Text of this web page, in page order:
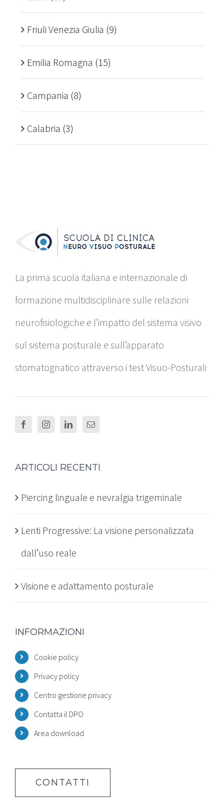
Friuli Venezia Giulia (9)
Emilia Romagna (15)
Campania (8)
Calabria (3)
La prima scuola italiana e internazionale di
formazione multidisciplinare sulle relazioni
neurofisiologiche e l’impatto del sistema visivo
sul sistema posturale e sull’apparato
stomatognatico attraverso i test Visuo-Posturali
ARTICOLI RECENTI
Piercing linguale e nevralgia trigeminale
Lenti Progressive: La visione personalizzata
dall’uso reale
Visione e adattamento posturale
INFORMAZIONI
Cookie policy
Privacy policy
Centro gestione privacy
Contatta il DPO
Area download
CONTATTI